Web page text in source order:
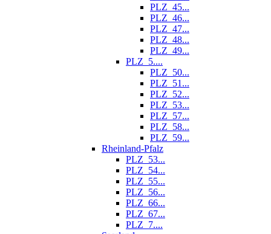
PLZ_45...
PLZ_46...
PLZ_47...
PLZ_48...
PLZ_49...
PLZ_5....
PLZ_50...
PLZ_51...
PLZ_52...
PLZ_53...
PLZ_57...
PLZ_58...
PLZ_59...
Rheinland-Pfalz
PLZ_53...
PLZ_54...
PLZ_55...
PLZ_56...
PLZ_66...
PLZ_67...
PLZ_7....